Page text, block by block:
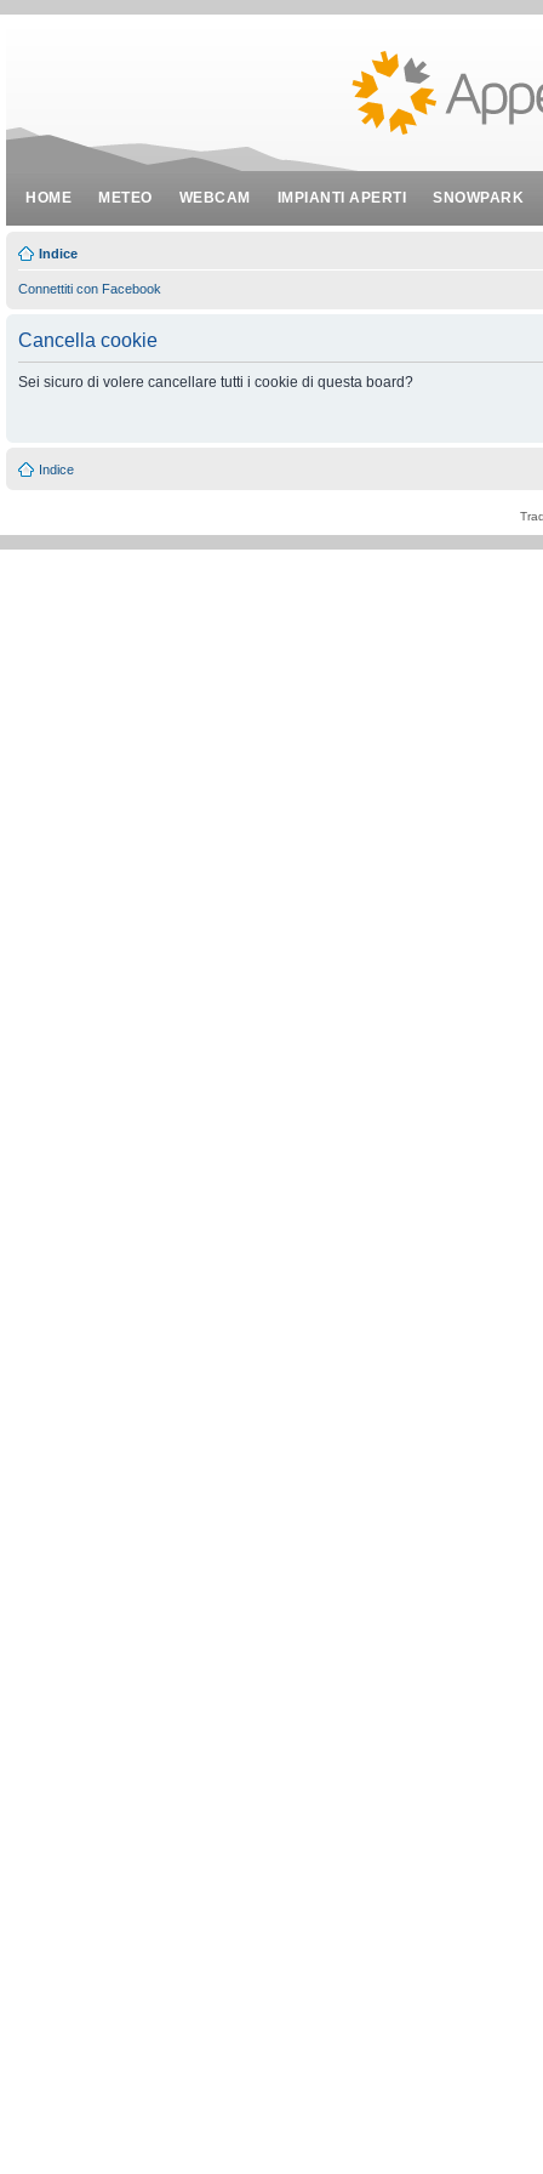
HOME METEO WEBCAM IMPIANTI APERTI SNOWPARK
Indice
Connettiti con Facebook
Cancella cookie
Sei sicuro di volere cancellare tutti i cookie di questa board?
Indice